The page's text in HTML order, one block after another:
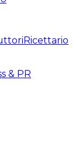
Ricettario
& PR